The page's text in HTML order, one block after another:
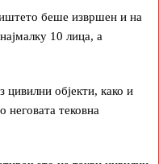
беше извршен и на
10 лица, а
објекти, како и
тековна